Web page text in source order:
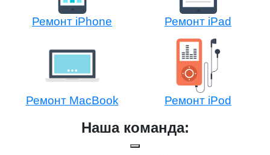
Ремонт iPhone Ремонт iPad
Ремонт MacBook Ремонт iPod
Наша команда: